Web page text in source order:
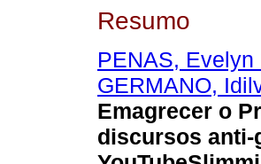
Resumo
PENAS,
GERMANO,
Emagrecer o
discursos